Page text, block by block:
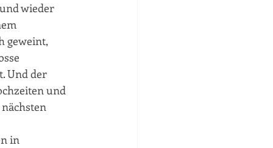
wieder
geweint,
Und der
und
in